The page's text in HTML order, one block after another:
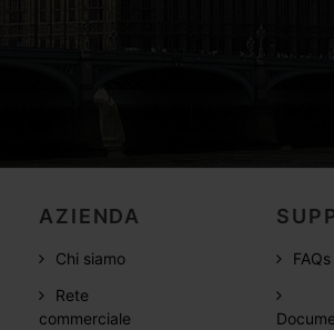
AZIENDA
Chi siamo
Rete
commerciale
FAQs